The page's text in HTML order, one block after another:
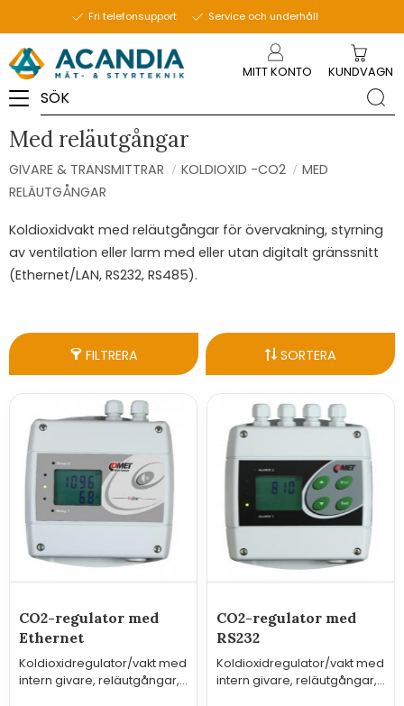
Fri telefonsupport Service och underhåll
MITT KONTO KUNDVAGN
Med reläutgångar
GIVARE & TRANSMITTRAR KOLDIOXID -CO2
MED
RELÄUTGÅNGAR
Koldioxidvakt med reläutgångar för övervakning, styrning
av ventilation eller larm med eller utan digitalt gränssnitt
(Ethernet/LAN, RS232, RS485).
FILTRERA SORTERA
CO2-regulator med
Ethernet
Koldioxidregulator/vakt med
intern givare, reläutgångar,
CO2-regulator med
RS232
Koldioxidregulator/vakt med
intern givare, reläutgångar,